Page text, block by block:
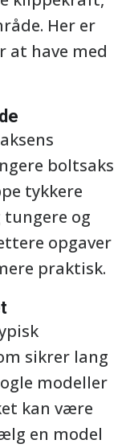
Her er
at have med
boltsaks
tykkere
og
opgaver
praktisk.
sikrer lang
modeller
kan være
en model